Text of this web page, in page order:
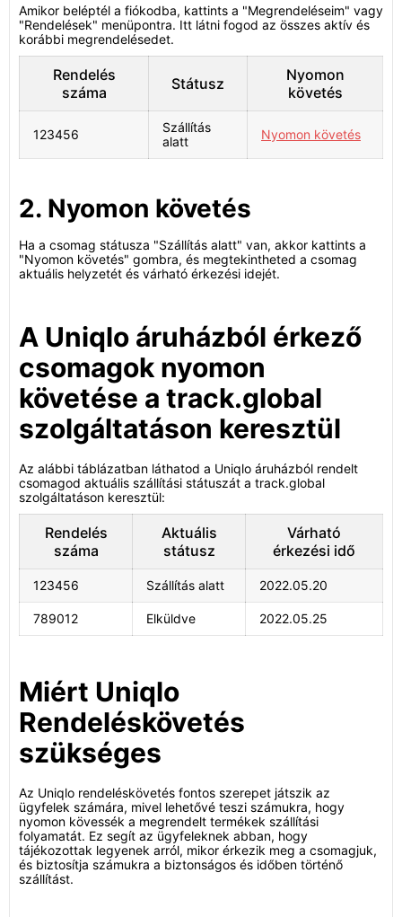
Amikor beléptél a fiókodba, kattints a "Megrendeléseim" vagy
"Rendelések" menüpontra. Itt látni fogod az összes aktív és
korábbi megrendelésedet.
Rendelés
száma
Státusz
Nyomon
követés
123456
Szállítás
alatt
Nyomon követés
2. Nyomon követés
Ha a csomag státusza "Szállítás alatt" van, akkor kattints a
"Nyomon követés" gombra, és megtekintheted a csomag
aktuális helyzetét és várható érkezési idejét.
A Uniqlo áruházból érkező
csomagok nyomon
követése a track.global
szolgáltatáson keresztül
Az alábbi táblázatban láthatod a Uniqlo áruházból rendelt
csomagod aktuális szállítási státuszát a track.global
szolgáltatáson keresztül:
Rendelés
száma
Aktuális
státusz
Várható
érkezési idő
123456 Szállítás alatt 2022.05.20
789012 Elküldve 2022.05.25
Miért Uniqlo
Rendeléskövetés
szükséges
Az Uniqlo rendeléskövetés fontos szerepet játszik az
ügyfelek számára, mivel lehetővé teszi számukra, hogy
nyomon kövessék a megrendelt termékek szállítási
folyamatát. Ez segít az ügyfeleknek abban, hogy
tájékozottak legyenek arról, mikor érkezik meg a csomagjuk,
és biztosítja számukra a biztonságos és időben történő
szállítást.